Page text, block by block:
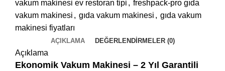
vakum makinesi ev restoran tipi , freshpack-pro gıda
vakum makinesi , gıda vakum makinesi , gıda vakum
makinesi fiyatları
AÇIKLAMA DEĞERLENDIRMELER (0)
Açıklama
Ekonomik Vakum Makinesi – 2 Yıl Garantili